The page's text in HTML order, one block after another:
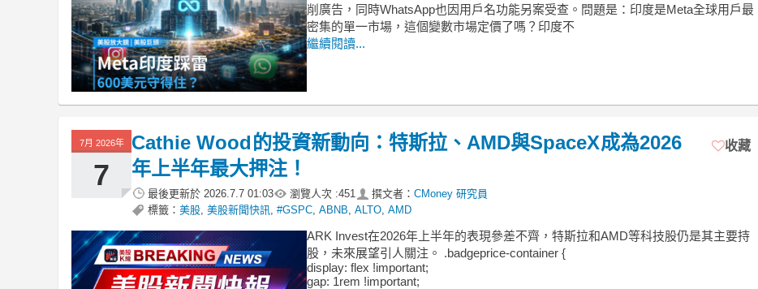
削廣告，同時WhatsApp也因用戶名功能另案受查。問題是：印度是Meta全球用戶最
密集的單一市場，這個變數市場定價了嗎？印度不
繼續閱讀...
7月 2026年
7
Cathie Wood的投資新動向：特斯拉、AMD與SpaceX成為2026
年上半年最大押注！
最後更新於 2026.7.7 01:03 瀏覽人次 :451 撰文者： CMoney 研究員
標籤： 美股 美股新聞快訊 #GSPC ABNB ALTO AMD
收藏
ARK Invest在2026年上半年的表現參差不齊，特斯拉和AMD等科技股仍是其主要持
股，未來展望引人關注。 .badgeprice-container {
display: flex !important;
gap: 1rem !important;